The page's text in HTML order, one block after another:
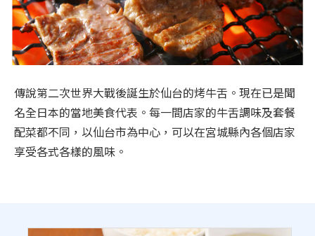
旅遊資訊
關閉
傳說第二次世界大戰後誕生於仙台的烤牛舌。現在已是聞
名全日本的當地美食代表。每一間店家的牛舌調味及套餐
配菜都不同，以仙台市為中心，可以在宮城縣內各個店家
享受各式各樣的風味。